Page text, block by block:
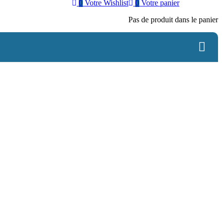
0 Votre panier
Pas de produit dans le panier
0 Votre Wishlist